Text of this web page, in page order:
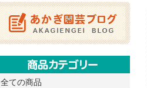
全ての商品